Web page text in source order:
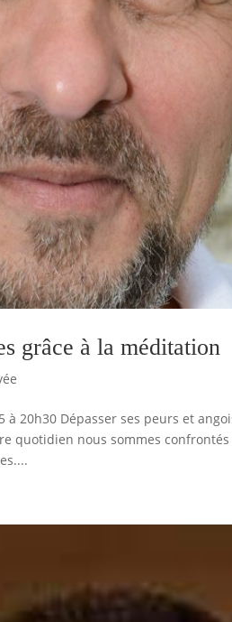
grâce à la méditation
20h30 Dépasser ses peurs et
quotidien nous sommes